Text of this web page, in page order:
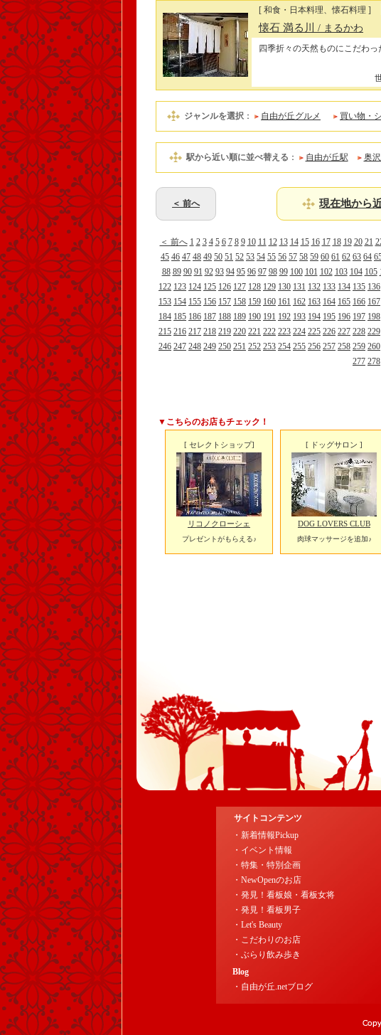
[ 和食・日本料理、懐石料理 ]
懐石 満る川 / まるかわ
四季折々の天然ものにこだわ
ジャンルを選択 ： 自由が丘グルメ 買い物・
駅から近い順に並べ替える ： 自由が丘駅 奥
＜ 前へ 現在地から
＜ 前へ 1 2 3 4 5 6 7 8 9 10 11 12 13 14 15 16 17 18 19 20 21
45 46 47 48 49 50 51 52 53 54 55 56 57 58 59 60 61 62 63 64
88 89 90 91 92 93 94 95 96 97 98 99 100 101 102 103 104 105
122 123 124 125 126 127 128 129 130 131 132 133 134 135 136
153 154 155 156 157 158 159 160 161 162 163 164 165 166 167
184 185 186 187 188 189 190 191 192 193 194 195 196 197 198
215 216 217 218 219 220 221 222 223 224 225 226 227 228 229
246 247 248 249 250 251 252 253 254 255 256 257 258 259 260
277 278
▼こちらのお店もチェック！
[ セレクトショップ]
リコノクローシェ
プレゼントがもらえる♪
[ ドッグサロン ]
DOG LOVERS CLUB
肉球マッサージを追加♪
サイトコンテンツ
・新着情報Pickup
・イベント情報
・特集・特別企画
・NewOpenのお店
・発見！看板娘・看板女将
・発見！看板男子
・Let's Beauty
・こだわりのお店
・ぶらり飲み歩き
Blog
・自由が丘.netブログ